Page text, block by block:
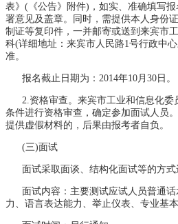
表》(《公告》附件)，如实、准确填写
署意见及盖章。同时，需提供本人身份
制证等复印件，一并邮寄或送到来宾市
科(详细地址：来宾市人民路1号行政中
准。
报名截止日期为：2014年10月30日。
2.资格审查。来宾市工业和信息化
条件进行资格审查，确定参加面试人员
提供虚假材料的，后果由报考者自负。
(三)面试
面试采取面谈、结构化面试等的方式
面试内容：主要测试应试人员普通
力、语言表达能力、举止仪表、专业基本